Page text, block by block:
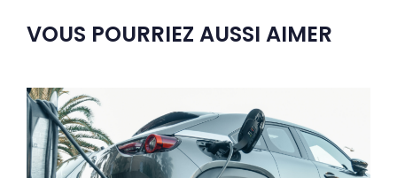
VOUS POURRIEZ AUSSI AIMER